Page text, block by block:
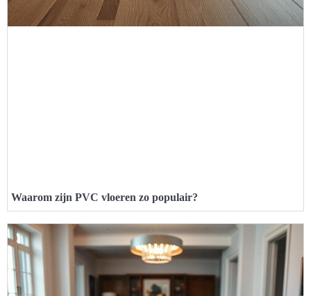
Waarom zijn PVC vloeren zo populair?